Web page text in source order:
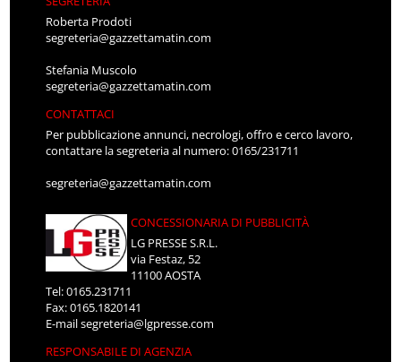
Roberta Prodoti
segreteria@gazzettamatin.com
Stefania Muscolo
segreteria@gazzettamatin.com
CONTATTACI
Per pubblicazione annunci, necrologi, offro e cerco lavoro,
contattare la segreteria al numero: 0165/231711
segreteria@gazzettamatin.com
CONCESSIONARIA DI PUBBLICITÀ
LG PRESSE S.R.L.
via Festaz, 52
11100 AOSTA
Tel: 0165.231711
Fax: 0165.1820141
E-mailsegreteria@lgpresse.com
RESPONSABILE DI AGENZIA